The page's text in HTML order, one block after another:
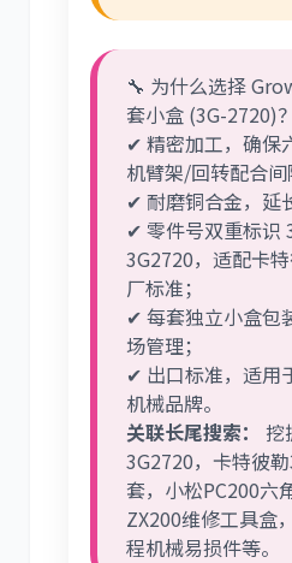
🔧 为什么选择
套小盒 (3G-2720)？
✔ 精密加工，确保
机臂架/回转配合间
✔ 耐磨铜合金，延
✔ 零件号双重标识
3G2720，适配卡
厂标准；
✔ 每套独立小盒包
场管理；
✔ 出口标准，适用
机械品牌。
关联长尾搜索：
挖
3G2720，卡特彼
套，小松PC200六
ZX200维修工具盒
程机械易损件等。